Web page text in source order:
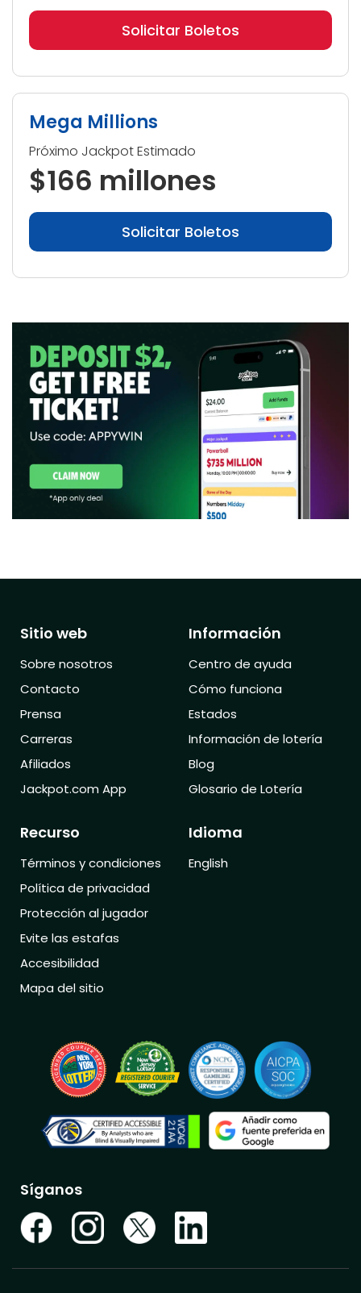
Solicitar Boletos
Mega Millions
Próximo Jackpot Estimado
$166 millones
Solicitar Boletos
Sitio web
Sobre nosotros
Contacto
Prensa
Carreras
Afiliados
Jackpot.com App
Información
Centro de ayuda
Cómo funciona
Estados
Información de lotería
Blog
Glosario de Lotería
Recurso
Términos y condiciones
Política de privacidad
Protección al jugador
Evite las estafas
Accesibilidad
Mapa del sitio
Idioma
English
Síganos